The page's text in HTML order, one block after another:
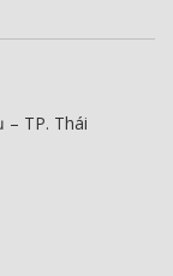
– TP. Thái